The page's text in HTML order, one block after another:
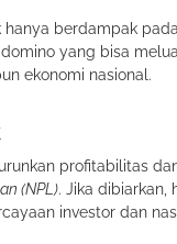
berdampak
yang bisa
ekonomi nasional.
profitabilitas
(NPL). Jika dibiarkan,
investor dan